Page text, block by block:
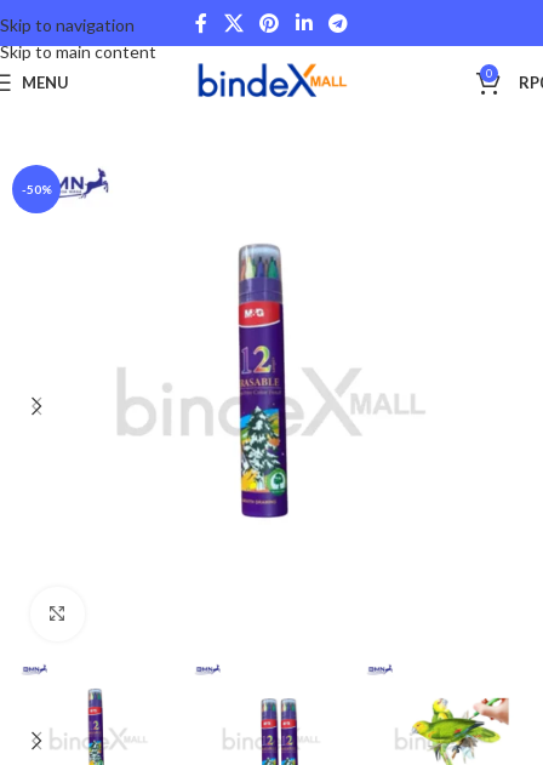
Skip to navigation
Skip to main content
MENU 0 RP
Beranda Stationery and Fancy School and College
-50%